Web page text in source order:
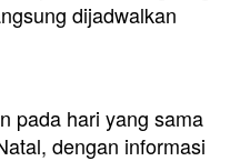
dijadwalkan
pada hari yang sama
dengan informasi